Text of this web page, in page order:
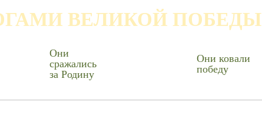
ВЕЛИКОЙ ПОБЕДЫ
Они
сражались
за Родину
Они ковали
победу